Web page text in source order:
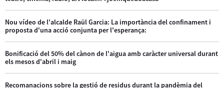
Nou vídeo de l'alcalde Raül Garcia: La importància del confinament i
proposta d'una acció conjunta per l'esperança:
Bonificació del 50% del cànon de l'aigua amb caràcter universal durant
els mesos d'abril i maig
Recomanacions sobre la gestió de residus durant la pandèmia del